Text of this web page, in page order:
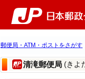
郵便局・ATM・ポストをさがす
清滝郵便局 (きよ